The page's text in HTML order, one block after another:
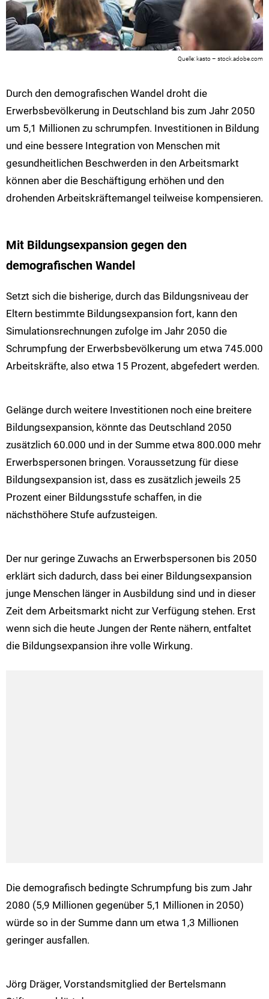
kasto – stock.adobe.com
Durch den demografischen Wandel droht die
Erwerbsbevölkerung in Deutschland bis zum Jahr 2050
um 5,1 Millionen zu schrumpfen. Investitionen in Bildung
und eine bessere Integration von Menschen mit
gesundheitlichen Beschwerden in den Arbeitsmarkt
können aber die Beschäftigung erhöhen und den
drohenden Arbeitskräftemangel teilweise kompensieren.
Mit Bildungsexpansion gegen den
demografischen Wandel
Setzt sich die bisherige, durch das Bildungsniveau der
Eltern bestimmte Bildungsexpansion fort, kann den
Simulationsrechnungen zufolge im Jahr 2050 die
Schrumpfung der Erwerbsbevölkerung um etwa 745.000
Arbeitskräfte, also etwa 15 Prozent, abgefedert werden.
Gelänge durch weitere Investitionen noch eine breitere
Bildungsexpansion, könnte das Deutschland 2050
zusätzlich 60.000 und in der Summe etwa 800.000 mehr
Erwerbspersonen bringen. Voraussetzung für diese
Bildungsexpansion ist, dass es zusätzlich jeweils 25
Prozent einer Bildungsstufe schaffen, in die
nächsthöhere Stufe aufzusteigen.
Der nur geringe Zuwachs an Erwerbspersonen bis 2050
erklärt sich dadurch, dass bei einer Bildungsexpansion
junge Menschen länger in Ausbildung sind und in dieser
Zeit dem Arbeitsmarkt nicht zur Verfügung stehen. Erst
wenn sich die heute Jungen der Rente nähern, entfaltet
die Bildungsexpansion ihre volle Wirkung.
Die demografisch bedingte Schrumpfung bis zum Jahr
2080 (5,9 Millionen gegenüber 5,1 Millionen in 2050)
würde so in der Summe dann um etwa 1,3 Millionen
geringer ausfallen.
Jörg Dräger, Vorstandsmitglied der Bertelsmann